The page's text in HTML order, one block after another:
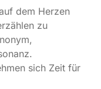
dem Herzen
zu
sich Zeit für